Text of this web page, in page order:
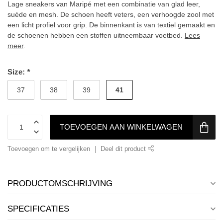
Lage sneakers van Maripé met een combinatie van glad leer,
suède en mesh. De schoen heeft veters, een verhoogde zool met
een licht profiel voor grip. De binnenkant is van textiel gemaakt en
de schoenen hebben een stoffen uitneembaar voetbed. Lees
meer.
Size: *
37 38 39 41
TOEVOEGEN AAN WINKELWAGEN
Toevoegen om te vergelijken Deel dit product
PRODUCTOMSCHRIJVING
SPECIFICATIES